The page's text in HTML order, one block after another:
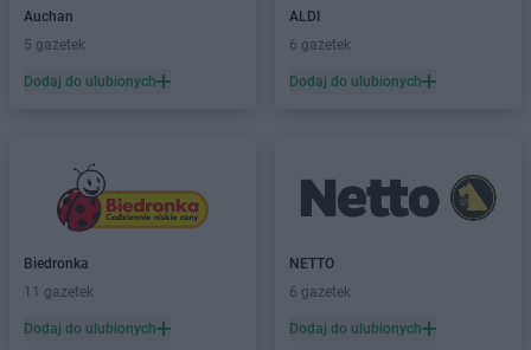
Auchan
5 gazetek
Dodaj do ulubionych
ALDI
6 gazetek
Dodaj do ulubionych
Biedronka
11 gazetek
Dodaj do ulubionych
NETTO
6 gazetek
Dodaj do ulubionych